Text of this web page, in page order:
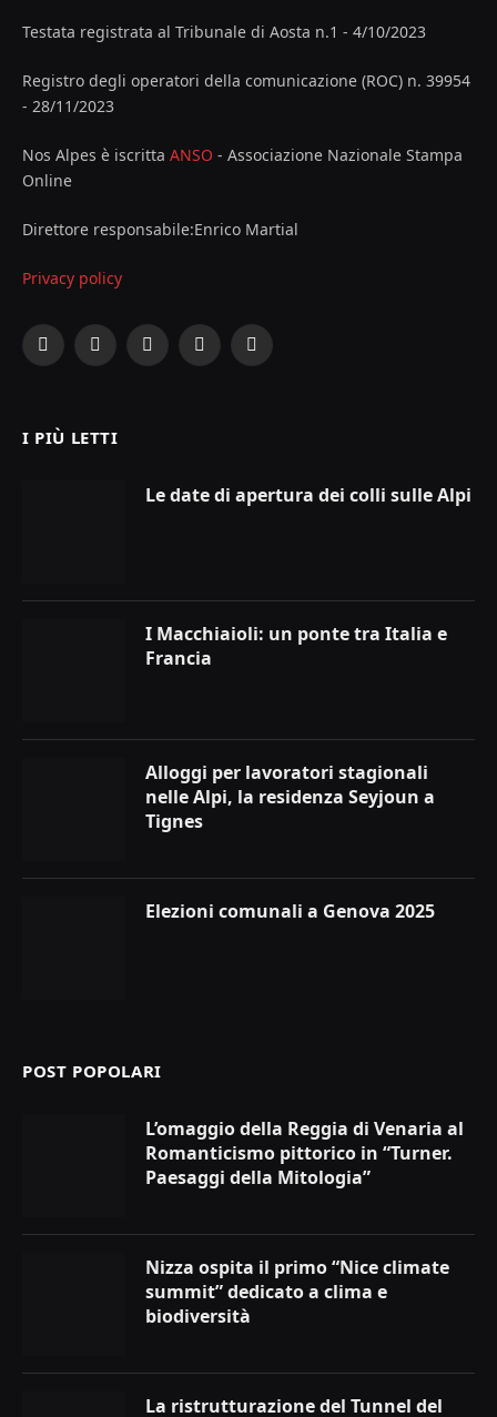
Testata registrata al Tribunale di Aosta n.1 - 4/10/2023
Registro degli operatori della comunicazione (ROC) n. 39954
- 28/11/2023
Nos Alpes è iscritta ANSO - Associazione Nazionale Stampa
Online
Direttore responsabile:Enrico Martial
Privacy policy
Facebook
X
InstagramYouTubeLinkedIn
I PIÙ LETTI
Le date di apertura dei colli sulle Alpi
I Macchiaioli: un ponte tra Italia e
Francia
Alloggi per lavoratori stagionali
nelle Alpi, la residenza Seyjoun a
Tignes
Elezioni comunali a Genova 2025
POST POPOLARI
L’omaggio della Reggia di Venaria al
Romanticismo pittorico in “Turner.
Paesaggi della Mitologia”
Nizza ospita il primo “Nice climate
summit” dedicato a clima e
biodiversità
La ristrutturazione del Tunnel del